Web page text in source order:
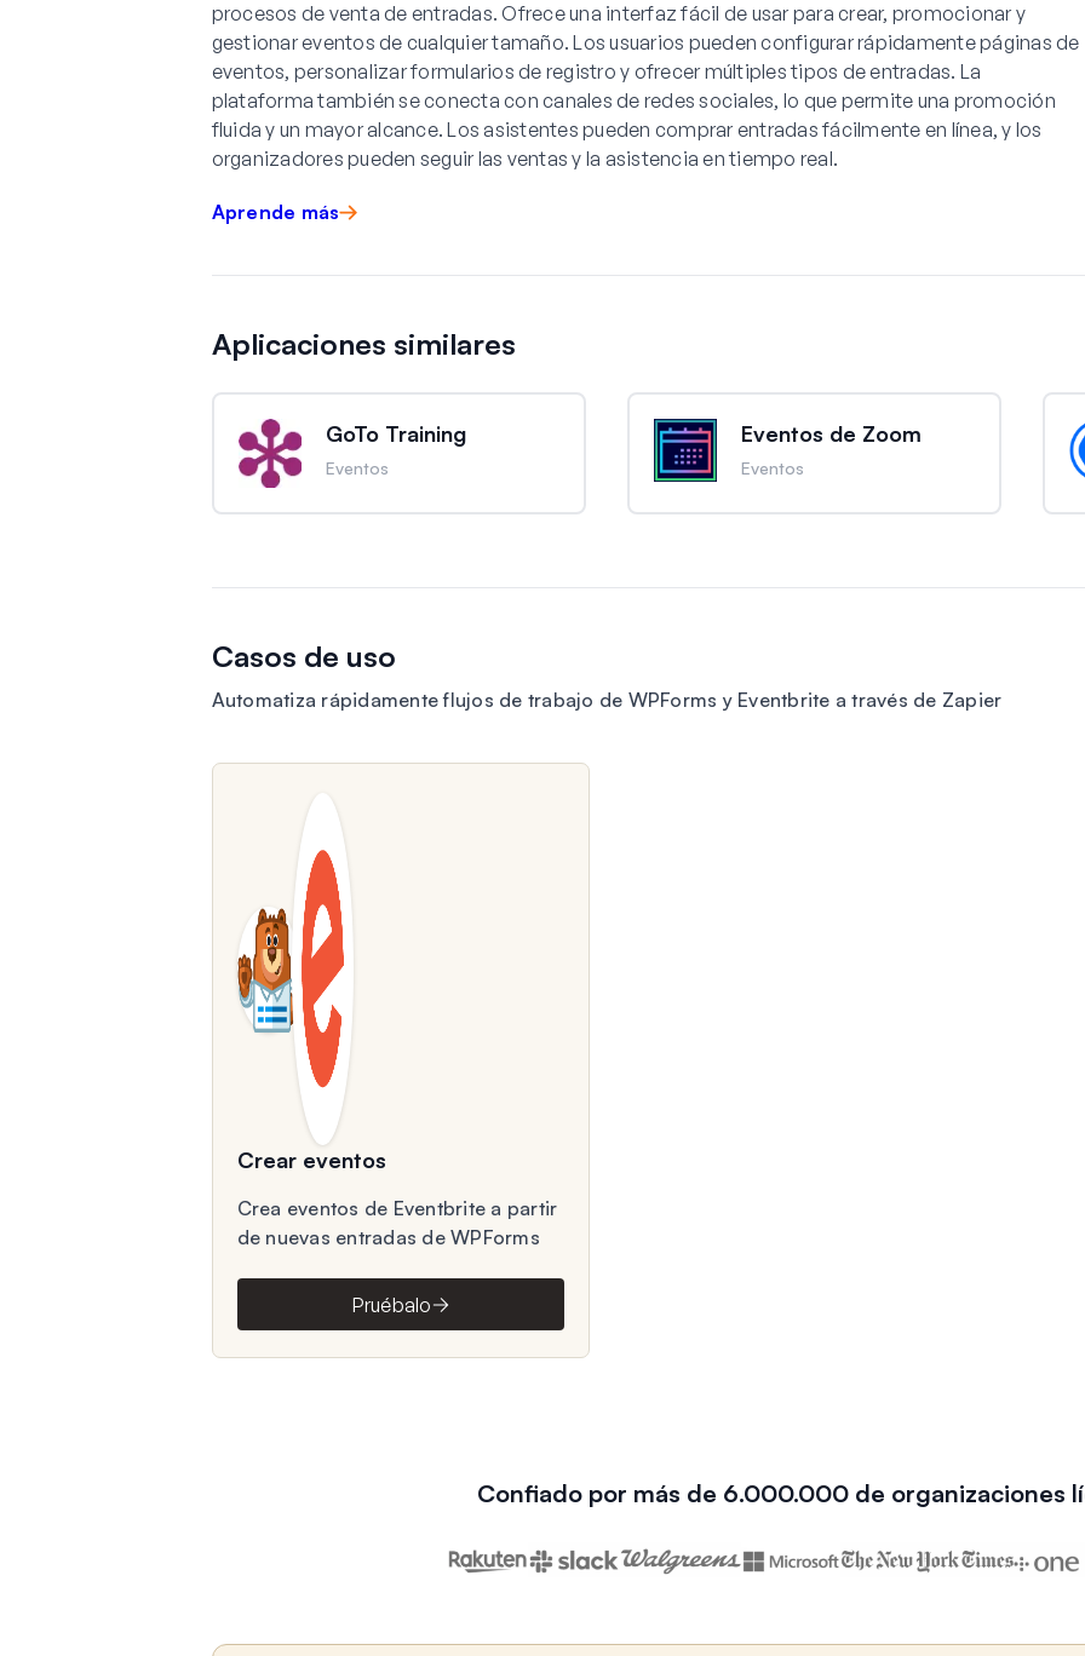
procesos de venta de entradas. Ofrece una interfaz fácil de usar para crear, promocionar y
gestionar eventos de cualquier tamaño. Los usuarios pueden configurar rápidamente páginas de
eventos, personalizar formularios de registro y ofrecer múltiples tipos de entradas. La
plataforma también se conecta con canales de redes sociales, lo que permite una promoción
fluida y un mayor alcance. Los asistentes pueden comprar entradas fácilmente en línea, y los
organizadores pueden seguir las ventas y la asistencia en tiempo real.
Aprende más
Aplicaciones similares
GoTo Training
Eventos
Eventos de Zoom
Eventos
Casos de uso
Automatiza rápidamente flujos de trabajo de WPForms y Eventbrite a través de Zapier
Crear eventos
Crea eventos de Eventbrite a partir
de nuevas entradas de WPForms
Pruébalo
Confiado por más de 6.000.000 de organizaciones